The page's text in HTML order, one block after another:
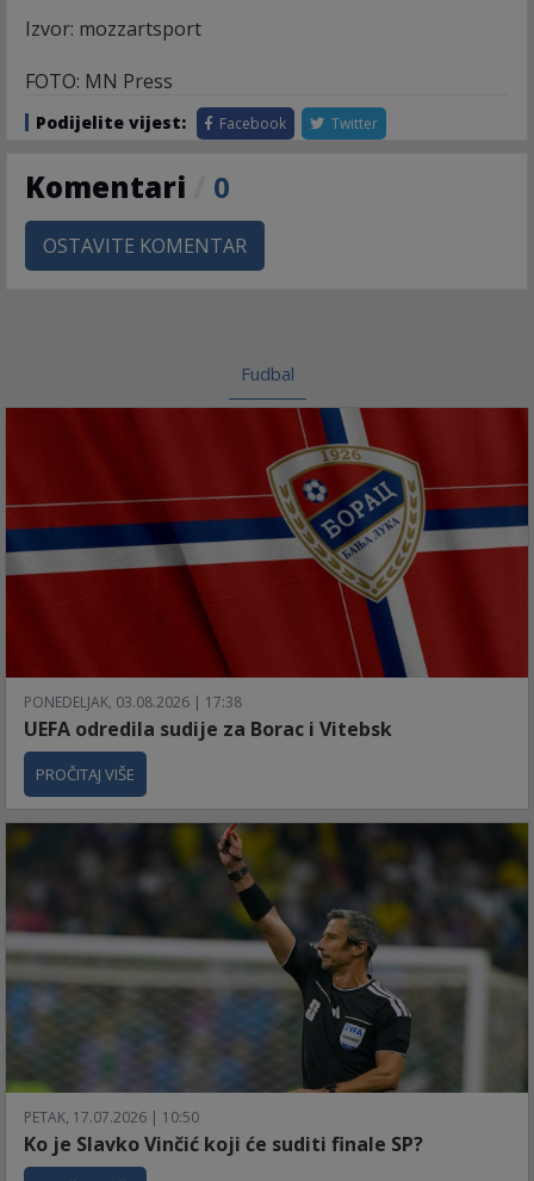
Izvor: mozzartsport
FOTO: MN Press
Podijelite vijest: Facebook Twitter
Komentari 0
OSTAVITE KOMENTAR
Fudbal
PONEDELJAK, 03.08.2026 | 17:38
UEFA odredila sudije za Borac i Vitebsk
PROČITAJ VIŠE
PETAK, 17.07.2026 | 10:50
Ko je Slavko Vinčić koji će suditi finale SP?